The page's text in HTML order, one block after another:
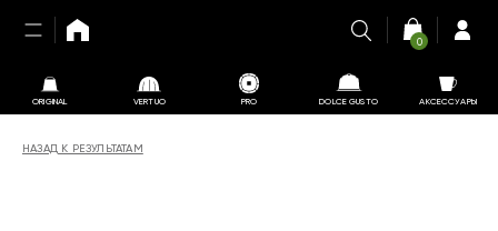
ORIGINAL VERTUO PRO DOLCE GUSTO АКСЕССУАРЫ
0
НАЗАД К РЕЗУЛЬТАТАМ